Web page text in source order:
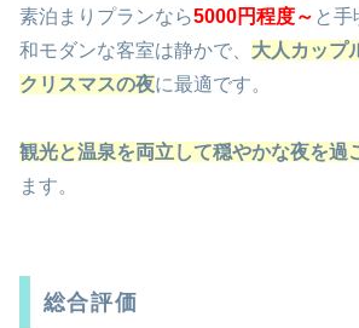
素泊まりプランなら5000円程度～ と手
和モダンな客室は静かで、 大人カップ
クリスマスの夜に最適です。
観光と温泉を両立して穏やかな夜を過
ます。
総合評価